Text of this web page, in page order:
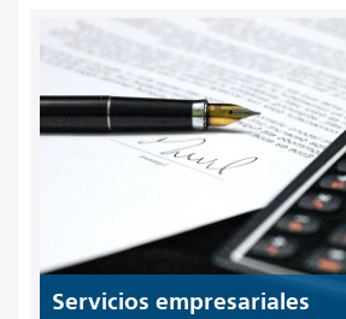
Servicios empresariales